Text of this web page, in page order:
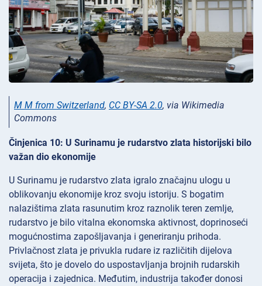
M M from Switzerland, CC BY-SA 2.0, via Wikimedia
Commons
Činjenica 10: U Surinamu je rudarstvo zlata historijski bilo
važan dio ekonomije
U Surinamu je rudarstvo zlata igralo značajnu ulogu u
oblikovanju ekonomije kroz svoju istoriju. S bogatim
nalazištima zlata rasunutim kroz raznolik teren zemlje,
rudarstvo je bilo vitalna ekonomska aktivnost, doprinoseći
mogućnostima zapošljavanja i generiranju prihoda.
Privlačnost zlata je privukla rudare iz različitih dijelova
svijeta, što je dovelo do uspostavljanja brojnih rudarskih
operacija i zajednica. Međutim, industrija također donosi